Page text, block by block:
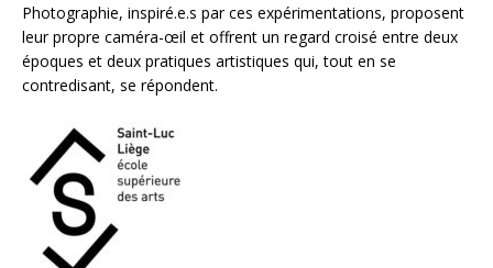
Photographie, inspiré.e.s par ces expérimentations, proposent
leur propre caméra-œil et offrent un regard croisé entre deux
époques et deux pratiques artistiques qui, tout en se
contredisant, se répondent.